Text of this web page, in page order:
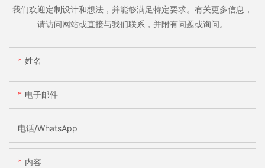
我们欢迎定制设计和想法，并能够满足特定要求。有关更多信息，
请访问网站或直接与我们联系，并附有问题或询问。
姓名
电子邮件
电话/WhatsApp
内容